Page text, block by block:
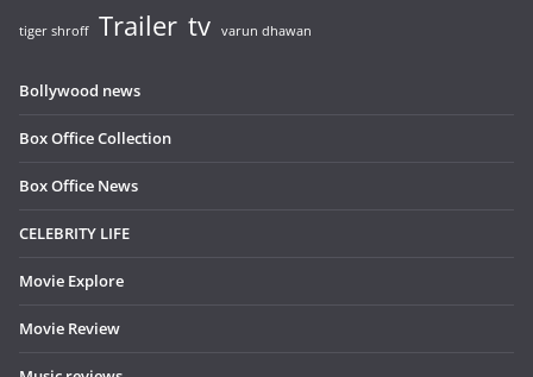
tiger shroff Trailer tv varun dhawan
Bollywood news
Box Office Collection
Box Office News
CELEBRITY LIFE
Movie Explore
Movie Review